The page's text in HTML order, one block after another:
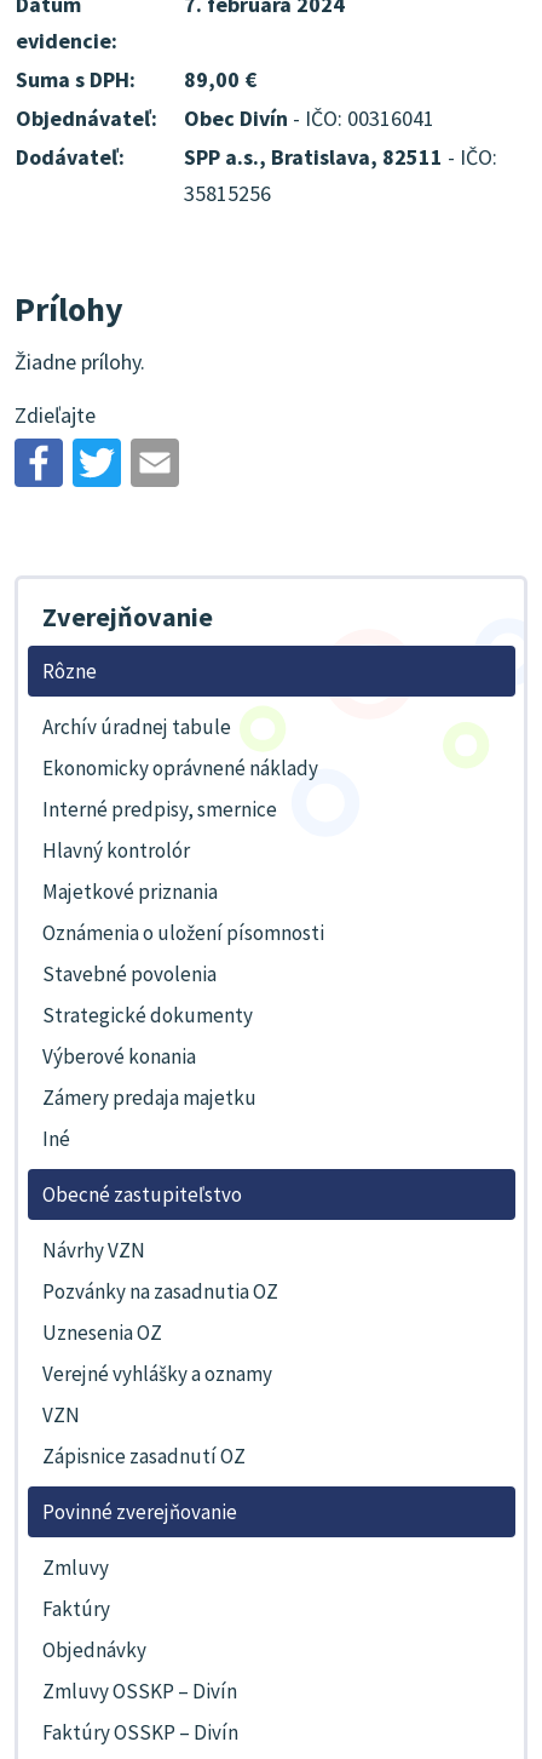
evidencie:
Suma s DPH:
89,00 €
Objednávateľ:
Obec Divín - IČO: 00316041
Dodávateľ:
SPP a.s., Bratislava, 82511 - IČO:
35815256
Prílohy
Žiadne prílohy.
Zdieľajte
Zverejňovanie
Rôzne
Archív úradnej tabule
Ekonomicky oprávnené náklady
Interné predpisy, smernice
Hlavný kontrolór
Majetkové priznania
Oznámenia o uložení písomnosti
Stavebné povolenia
Strategické dokumenty
Výberové konania
Zámery predaja majetku
Iné
Obecné zastupiteľstvo
Návrhy VZN
Pozvánky na zasadnutia OZ
Uznesenia OZ
Verejné vyhlášky a oznamy
VZN
Zápisnice zasadnutí OZ
Povinné zverejňovanie
Zmluvy
Faktúry
Objednávky
Zmluvy OSSKP – Divín
Faktúry OSSKP – Divín